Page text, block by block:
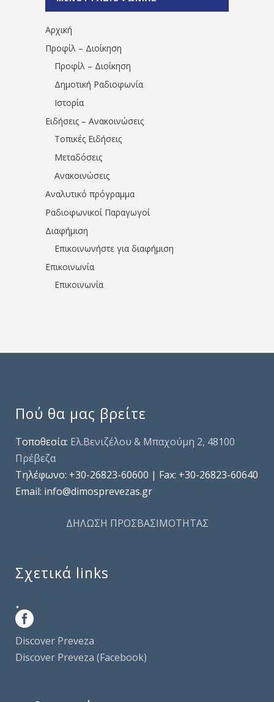
1531194763766854/" artist="" ]
Αρχική
Προφίλ – Διοίκηση
Προφίλ – Διοίκηση
Δημοτική Ραδιοφωνία
Ιστορία
Ειδήσεις – Ανακοινώσεις
Τοπικές Ειδήσεις
Μεταδόσεις
Ανακοινώσεις
Αναλυτικό πρόγραμμα
Ραδιοφωνικοί Παραγωγοί
Διαφήμιση
Επικοινωνήστε για διαφήμιση
Επικοινωνία
Επικοινωνία
Πού θα μας βρείτε
Τοποθεσία: Ελ.Βενιζέλου & Μπαχούμη 2, 48100
Πρέβεζα
Τηλέφωνo: +30-26823-60600 | Fax: +30-26823-60640
Email: info@dimosprevezas.gr
ΔΗΛΩΣΗ ΠΡΟΣΒΑΣΙΜΟΤΗΤΑΣ
Σχετικά links
.
Discover Preveza
Discover Preveza (Facebook)